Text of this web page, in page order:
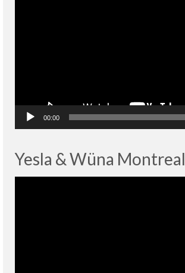
00:00
Yesla & Wüna Montreal